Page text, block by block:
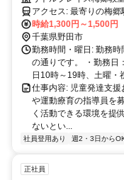
アクセス: 最寄りの梅郷駅から徒歩約１２分の距離にあります。お車
での通勤も可能で、近
場所に位置しています
時給1,300円～1,500円
千葉県野田市
勤務時間・曜日: 勤務
の通りです。 ・勤務日
日10時～19時、土曜・
仕事内容: 児童発達支
や運動療育の指導員を
く活動できる環境を提
ないとい...
社員登用あり 週2・3日から
正社員